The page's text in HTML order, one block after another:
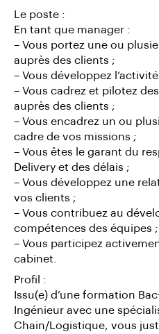
Le poste :
En tant que manager :
– Vous portez une ou
auprès des clients ;
– Vous développez
– Vous cadrez et pilotez
auprès des clients ;
– Vous encadrez un ou
cadre de vos missions ;
– Vous êtes le garant du
Delivery et des délais ;
– Vous développez une
vos clients ;
– Vous contribuez au
compétences des équipes ;
– Vous participez
cabinet.
Profil :
Issu(e) d’une formation
Ingénieur avec une
Chain/Logistique, vous